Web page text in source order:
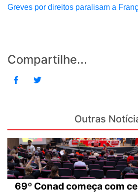
Greves por direitos paralisam a
Compartilhe...
Outras
69º Conad começa com